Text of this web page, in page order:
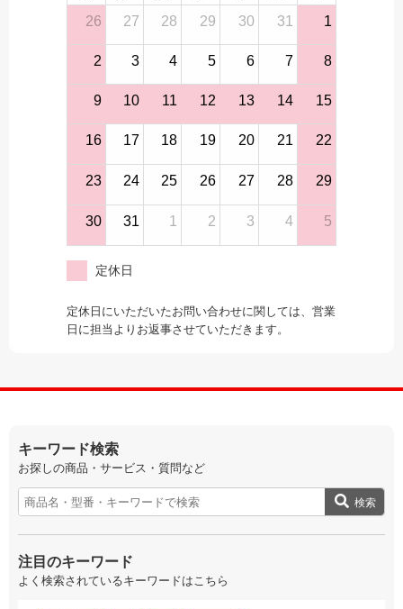
26
27 28 29 30 31 1
2 3 4 5 6 7 8
9 10 11 12 13 14 15
16 17 18 19 20 21 22
23 24 25 26 27 28 29
30 31 1 2 3 4 5
定休日
定休日にいただいたお問い合わせに関しては、営業
日に担当よりお返事させていただきます。
キーワード検索
お探しの商品・サービス・質問など
検索
注目のキーワード
よく検索されているキーワードはこちら